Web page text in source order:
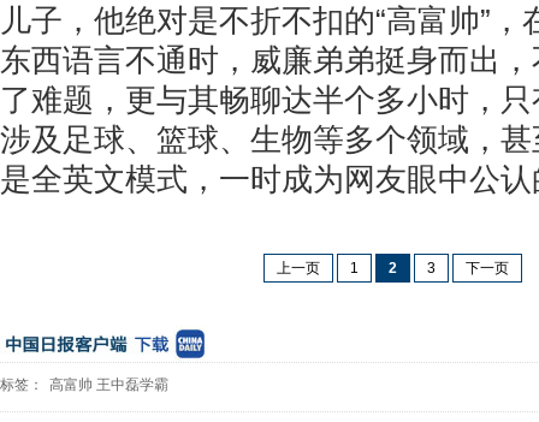
儿子，他绝对是不折不扣的“高富帅”
东西语言不通时，威廉弟弟挺身而出
了难题，更与其畅聊达半个多小时，
涉及足球、篮球、生物等多个领域，
是全英文模式，一时成为网友眼中公认
上一页 1 2 3 下一页
标签： 高富帅 王中磊学霸